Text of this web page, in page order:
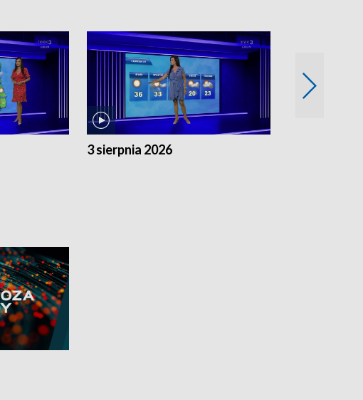
3 sierpnia 2026